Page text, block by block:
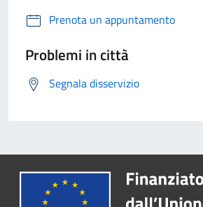
Prenota un appuntamento
Problemi in città
Segnala disservizio